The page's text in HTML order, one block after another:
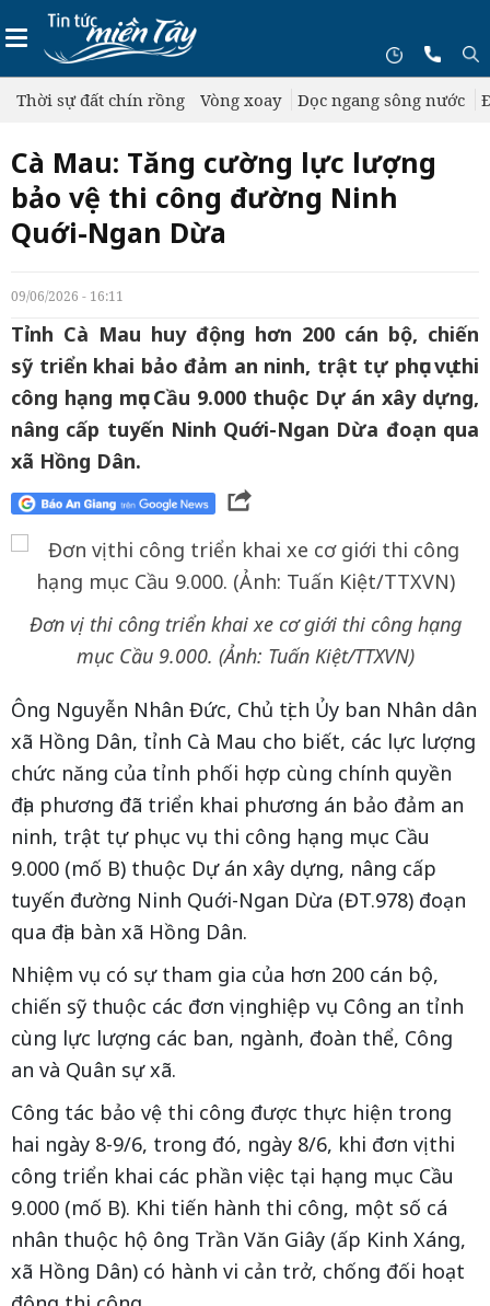
Thời sự đất chín rồng Vòng xoay Dọc ngang sông nước
Cà Mau: Tăng cường lực lượng
bảo vệ thi công đường Ninh
Quới-Ngan Dừa
09/06/2026 - 16:11
Tỉnh Cà Mau huy động hơn 200 cán bộ, chiến
sỹ triển khai bảo đảm an ninh, trật tự phục vụ thi
công hạng mục Cầu 9.000 thuộc Dự án xây dựng,
nâng cấp tuyến Ninh Quới-Ngan Dừa đoạn qua
xã Hồng Dân.
Đơn vị thi công triển khai xe cơ giới thi công hạng
mục Cầu 9.000. (Ảnh: Tuấn Kiệt/TTXVN)
Ông Nguyễn Nhân Đức, Chủ tịch Ủy ban Nhân dân
xã Hồng Dân, tỉnh Cà Mau cho biết, các lực lượng
chức năng của tỉnh phối hợp cùng chính quyền
địa phương đã triển khai phương án bảo đảm an
ninh, trật tự phục vụ thi công hạng mục Cầu
9.000 (mố B) thuộc Dự án xây dựng, nâng cấp
tuyến đường Ninh Quới-Ngan Dừa (ĐT.978) đoạn
qua địa bàn xã Hồng Dân.
Nhiệm vụ có sự tham gia của hơn 200 cán bộ,
chiến sỹ thuộc các đơn vị nghiệp vụ Công an tỉnh
cùng lực lượng các ban, ngành, đoàn thể, Công
an và Quân sự xã.
Công tác bảo vệ thi công được thực hiện trong
hai ngày 8-9/6, trong đó, ngày 8/6, khi đơn vị thi
công triển khai các phần việc tại hạng mục Cầu
9.000 (mố B). Khi tiến hành thi công, một số cá
nhân thuộc hộ ông Trần Văn Giây (ấp Kinh Xáng,
xã Hồng Dân) có hành vi cản trở, chống đối hoạt